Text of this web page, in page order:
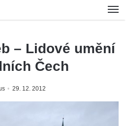
– Lidové umění
Čech
29. 12. 2012